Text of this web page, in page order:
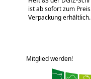
ist ab sofort zum
Verpackung erhältlich.
Mitglied werden!